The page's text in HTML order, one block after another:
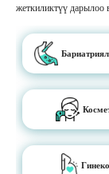
жеткиликтүү дарылоо